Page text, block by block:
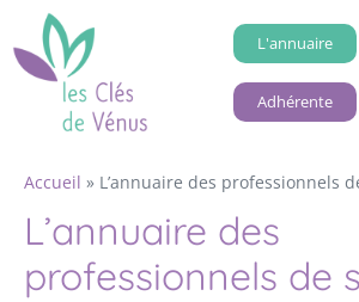
L'annuaire
Adhérente
Accueil » L’annuaire des professionnels
L’annuaire des
professionnels de